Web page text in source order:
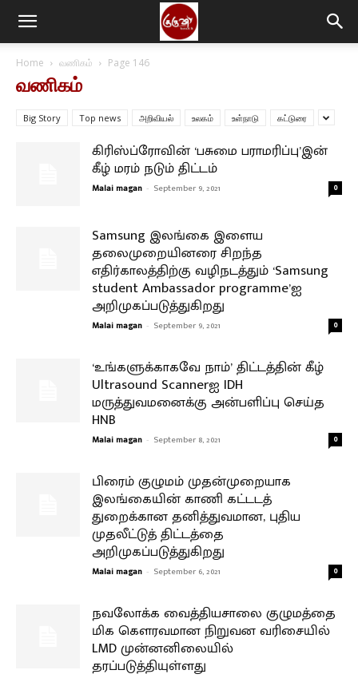
Home வணிகம் Page 146
வணிகம்
Big Story Top news அறிவியல் உலகம் உள்நாடு கட்டுரை
கிரிஸ்ப்ரோவின் ‘பசுமை பராமரிப்பு’இன்
கீழ் மரம் நடும் திட்டம்
Malai magan - September 9, 2021 0
Samsung இலங்கை இளைய
தலைமுறையினரை சிறந்த
எதிர்காலத்திற்கு வழிநடத்தும் ‘Samsung
student Ambassador programme’ஐ
அறிமுகப்படுத்துகிறது
Malai magan - September 9, 2021 0
‘உங்களுக்காகவே நாம்’ திட்டத்தின் கீழ்
Ultrasound Scannerஐ IDH
மருத்துவமனைக்கு அன்பளிப்பு செய்த
HNB
Malai magan - September 8, 2021 0
பிரைம் குழுமம் முதன்முறையாக
இலங்கையின் காணி கட்டடத்
துறைக்கான தனித்துவமான, புதிய
முதலீட்டுத் திட்டத்தை
அறிமுகப்படுத்துகிறது
Malai magan - September 6, 2021 0
நவலோக்க வைத்தியசாலை குழுமத்தை
மிக கௌரவமான நிறுவன வரிசையில்
LMD முன்னனிலையில்
தரப்படுத்தியுள்ளது